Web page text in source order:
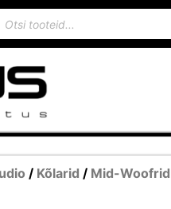
/ Kõlarid / Mid-Woofrid